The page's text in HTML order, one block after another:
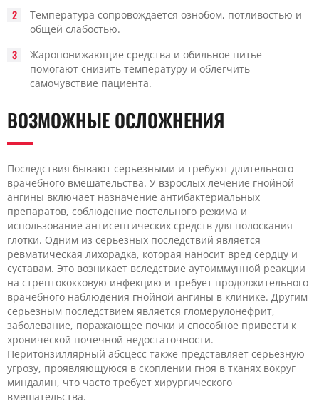
Температура сопровождается ознобом, потливостью и
общей слабостью.
Жаропонижающие средства и обильное питье
помогают снизить температуру и облегчить
самочувствие пациента.
ВОЗМОЖНЫЕ ОСЛОЖНЕНИЯ
Последствия бывают серьезными и требуют длительного
врачебного вмешательства. У взрослых лечение гнойной
ангины включает назначение антибактериальных
препаратов, соблюдение постельного режима и
использование антисептических средств для полоскания
глотки. Одним из серьезных последствий является
ревматическая лихорадка, которая наносит вред сердцу и
суставам. Это возникает вследствие аутоиммунной реакции
на стрептококковую инфекцию и требует продолжительного
врачебного наблюдения гнойной ангины в клинике. Другим
серьезным последствием является гломерулонефрит,
заболевание, поражающее почки и способное привести к
хронической почечной недостаточности.
Перитонзиллярный абсцесс также представляет серьезную
угрозу, проявляющуюся в скоплении гноя в тканях вокруг
миндалин, что часто требует хирургического
вмешательства.